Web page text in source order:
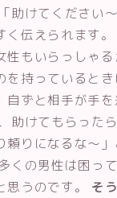
助けてください
く伝えられます
もいらっしゃる
を持っていると
自ずと相手が手
助けてもらった
頼りになるな〜
くの男性は困っ
思うのです。 そ